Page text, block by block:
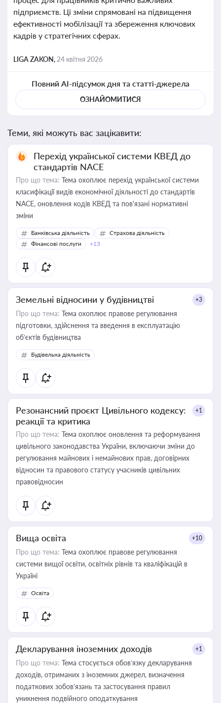
підприємств. Ці зміни спрямовані на підвищення
ефективності мобілізації та збереження ключових
кадрів у стратегічних сферах.
LIGA ZAKON, 24 квітня 2026
Повний AI-підсумок дня та статті-джерела
ОЗНАЙОМИТИСЯ
Теми, які можуть вас зацікавити:
Перехід української системи КВЕД до
стандартів NACE
Про що тема: Тема охоплює перехід української системи
класифікації видів економічної діяльності до стандартів
NACE, оновлення кодів КВЕД та пов'язані нормативні
зміни
Банківська діяльність
Страхова діяльність
Фінансові послуги
+13
Земельні відносини у будівництві +3
Про що тема: Тема охоплює правове регулювання
підготовки, здійснення та введення в експлуатацію
об’єктів будівництва
Будівельна діяльність
Резонансний проєкт Цивільного кодексу:
реакції та критика
+1
Про що тема: Тема охоплює оновлення та реформування
цивільного законодавства України, включаючи зміни до
регулювання майнових і немайнових прав, договірних
відносин та правового статусу учасників цивільних
правовідносин
Вища освіта +10
Про що тема: Тема охоплює правове регулювання
системи вищої освіти, освітніх рівнів та кваліфікацій в
Україні
Освіта
Декларування іноземних доходів +1
Про що тема: Тема стосується обов’язку декларування
доходів, отриманих з іноземних джерел, визначення
податкових зобов’язань та застосування правил
уникнення подвійного оподаткування